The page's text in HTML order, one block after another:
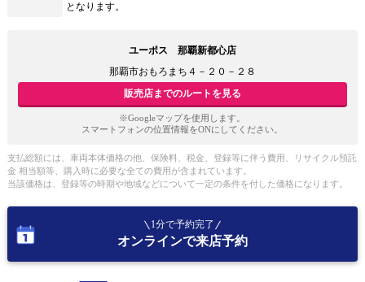
となります。
ユーポス 那覇新都心店
那覇市おもろまち４－２０－２８
販売店までのルートを見る
※Googleマップを使用します。
スマートフォンの位置情報をONにしてください。
支払総額には、車両本体価格の他、保険料、税金、登録等に伴う費用、リサイクル預託
金 相当額等、購入時に必要な全ての費用が含まれています。
当該価格は、登録等の時期や地域などについて一定の条件を付した価格になります。
1分で予約完了
オンラインで来店予約